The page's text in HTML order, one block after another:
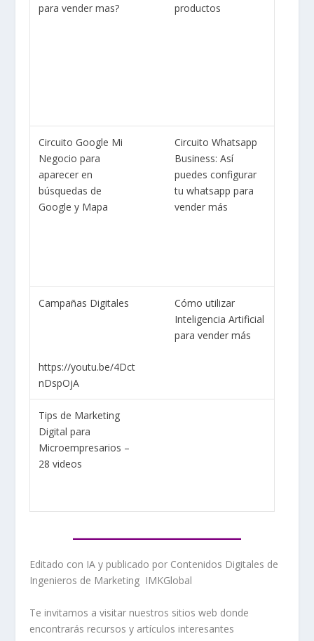
para vender mas?
productos
Circuito Google Mi
Negocio para
aparecer en
búsquedas de
Google y Mapa
Circuito Whatsapp
Business: Así
puedes configurar
tu whatsapp para
vender más
Campañas Digitales
https://youtu.be/4Dct
nDspOjA
Cómo utilizar
Inteligencia Artificial
para vender más
Tips de Marketing
Digital para
Microempresarios –
28 videos
Editado con IA y publicado por Contenidos Digitales de
Ingenieros de Marketing IMKGlobal
Te invitamos a visitar nuestros sitios web donde
encontrarás recursos y artículos interesantes